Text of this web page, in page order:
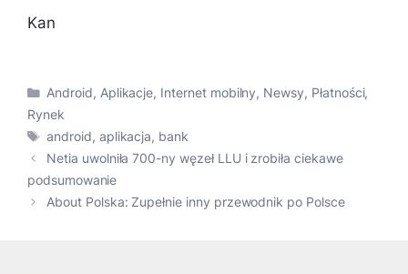
Kan
Kategorie
Android, Aplikacje, Internet mobilny, Newsy, Płatności,
Rynek
Tagi
android, aplikacja, bank
Netia uwolniła 700-ny węzeł LLU i zrobiła ciekawe
podsumowanie
About Polska: Zupełnie inny przewodnik po Polsce